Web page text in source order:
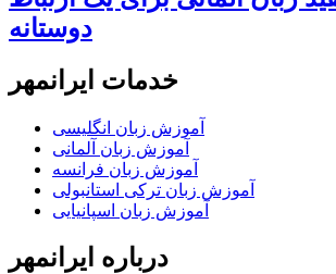
دوستانه
خدمات ایرانمهر
آموزش زبان انگلیسی
آموزش زبان آلمانی
آموزش زبان فرانسه
آموزش زبان ترکی استانبولی
آموزش زبان اسپانیایی
درباره ایرانمهر